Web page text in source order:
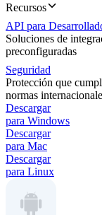
Recursos
API para
Soluciones de
preconfiguradas
Seguridad
Protección que
normas
Descargar
para Windows
Descargar
para Mac
Descargar
para Linux